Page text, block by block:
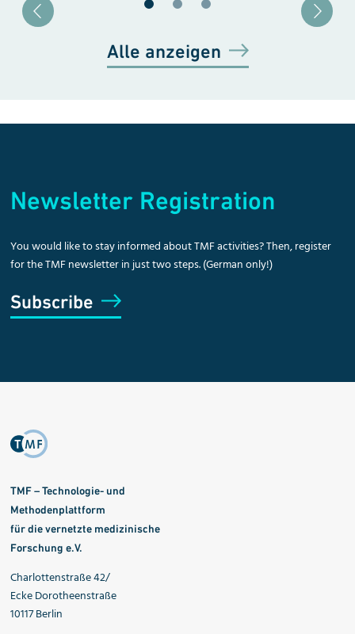
Alle anzeigen
Newsletter Registration
You would like to stay informed about TMF activities? Then, register
for the TMF newsletter in just two steps. (German only!)
Subscribe
TMF – Technologie- und
Methodenplattform
für die vernetzte medizinische
Forschung e.V.
Charlottenstraße 42/
Ecke Dorotheenstraße
10117 Berlin